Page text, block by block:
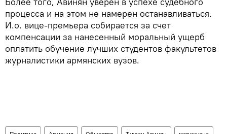
процесса и на этом не намерен останавливаться.
И.о. вице-премьера собирается за счет
компенсации за нанесенный моральный ущерб
оплатить обучение лучших студентов факультетов
журналистики армянских вузов.